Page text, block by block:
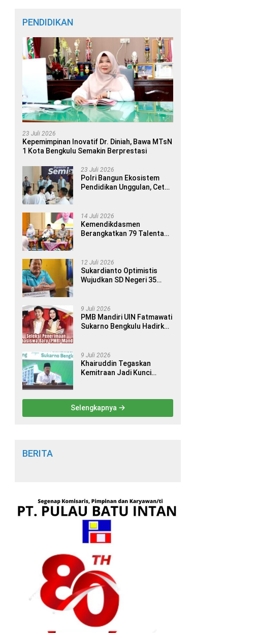
PENDIDIKAN
23 Juli 2026
Kepemimpinan Inovatif Dr. Diniah, Bawa MTsN
1 Kota Bengkulu Semakin Berprestasi
23 Juli 2026
Polri Bangun Ekosistem
Pendidikan Unggulan, Cetak
14 Juli 2026
Kemendikdasmen
Berangkatkan 79 Talenta
12 Juli 2026
Sukardianto Optimistis
Wujudkan SD Negeri 35
Berdaya Saing
9 Juli 2026
PMB Mandiri UIN Fatmawati
Sukarno Bengkulu Hadirkan
9 Juli 2026
Khairuddin Tegaskan
Kemitraan Jadi Kunci
Selengkapnya
BERITA